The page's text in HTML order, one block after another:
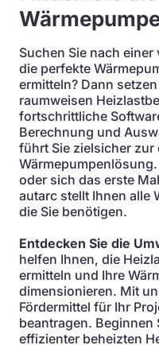
Suchen Sie nach
die perfekte
ermitteln? Dann
raumweisen
fortschrittliche
Berechnung und
führt Sie zielsicher zur
oder sich das erste
autarc stellt Ihnen alle
die Sie benötigen.
Entdecken Sie die
helfen Ihnen, die
ermitteln und Ihre
dimensionieren. Mit
Fördermittel für Ihr
beantragen. Beginnen
effizienter beheizten